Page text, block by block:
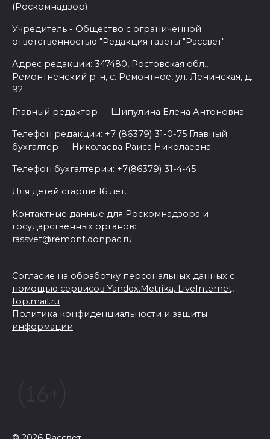
(Роскомнадзор)
Учредитель - Общество с ограниченной
ответственностью "Редакция газеты "Рассвет"
Адрес редакции: 347480, Ростовская обл.,
Ремонтненский р-н, с. Ремонтное, ул. Ленинская, д.
92
Главный редактор — Шипулина Елена Антоновна.
Телефон редакции: +7 (86379) 31-0-75 Главный
бухгалтер — Николаева Раиса Николаевна.
Телефон бухгалтерии: +7(86379) 31-4-45
Для детей старше 16 лет.
Контактные данные для Роскомнадзора и
государственных органов:
rassvet@remont.donpac.ru
Согласие на обработку персональных данных с
помощью сервисов Yandex.Metrika, LiveInternet,
top.mail.ru
Политика конфиденциальности и защиты
информации